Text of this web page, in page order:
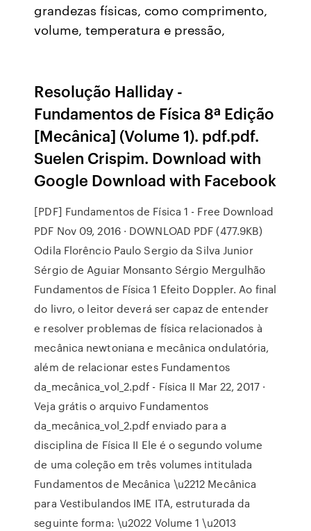
grandezas físicas, como comprimento,
volume, temperatura e pressão,
Resolução Halliday -
Fundamentos de Física 8ª Edição
[Mecânica] (Volume 1). pdf.pdf.
Suelen Crispim. Download with
Google Download with Facebook
[PDF] Fundamentos de Física 1 - Free Download
PDF Nov 09, 2016 · DOWNLOAD PDF (477.9KB)
Odila Florêncio Paulo Sergio da Silva Junior
Sérgio de Aguiar Monsanto Sérgio Mergulhão
Fundamentos de Física 1 Efeito Doppler. Ao final
do livro, o leitor deverá ser capaz de entender
e resolver problemas de física relacionados à
mecânica newtoniana e mecânica ondulatória,
além de relacionar estes Fundamentos
da_mecânica_vol_2.pdf - Física II Mar 22, 2017 ·
Veja grátis o arquivo Fundamentos
da_mecânica_vol_2.pdf enviado para a
disciplina de Física II Ele é o segundo volume
de uma coleção em três volumes intitulada
Fundamentos de Mecânica \u2212 Mecânica
para Vestibulandos IME ITA, estruturada da
seguinte forma: \u2022 Volume 1 \u2013